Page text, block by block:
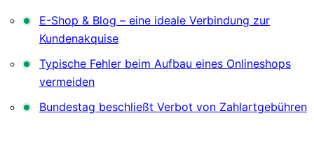
E-Shop & Blog – eine ideale Verbindung zur
Kundenakquise
Typische Fehler beim Aufbau eines Onlineshops
vermeiden
Bundestag beschließt Verbot von Zahlartgebühren